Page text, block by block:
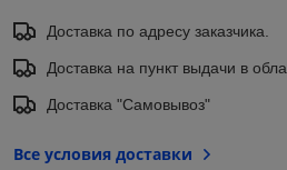
Доставка по адресу заказчика.
Доставка на пункт выдачи в
Доставка "Самовывоз"
Все условия доставки